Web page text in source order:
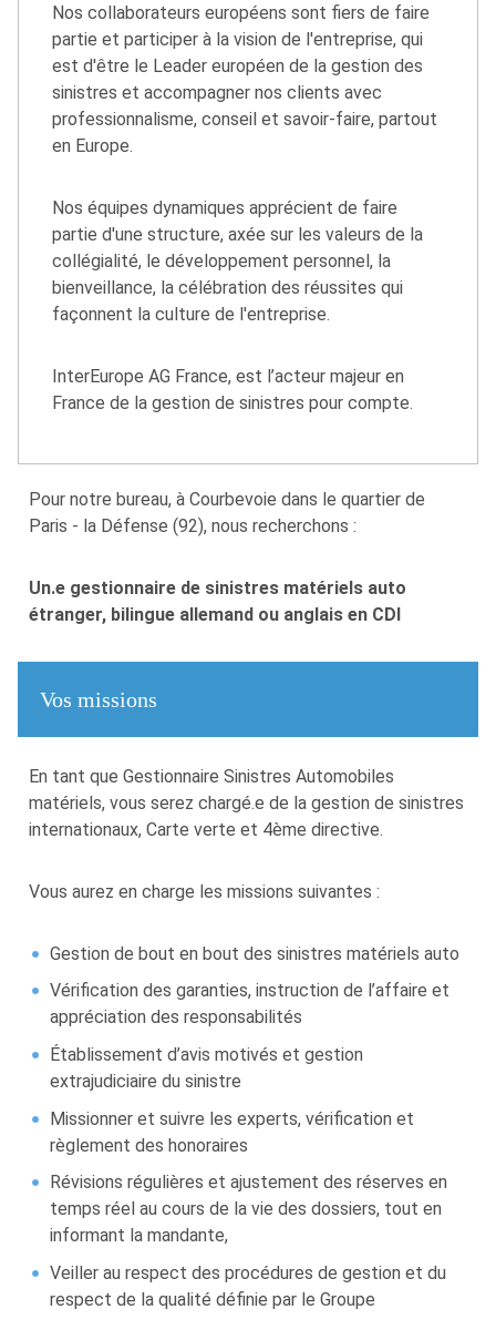
Nos collaborateurs européens sont fiers de faire
partie et participer à la vision de l'entreprise, qui
est d'être le Leader européen de la gestion des
sinistres et accompagner nos clients avec
professionnalisme, conseil et savoir-faire, partout
en Europe.
Nos équipes dynamiques apprécient de faire
partie d'une structure, axée sur les valeurs de la
collégialité, le développement personnel, la
bienveillance, la célébration des réussites qui
façonnent la culture de l'entreprise.
InterEurope AG France, est l’acteur majeur en
France de la gestion de sinistres pour compte.
Pour notre bureau, à Courbevoie dans le quartier de
Paris - la Défense (92), nous recherchons :
Un.e gestionnaire de sinistres matériels auto
étranger, bilingue allemand ou anglais en CDI
Vos missions
En tant que Gestionnaire Sinistres Automobiles
matériels, vous serez chargé.e de la gestion de sinistres
internationaux, Carte verte et 4ème directive.
Vous aurez en charge les missions suivantes :
Gestion de bout en bout des sinistres matériels auto
Vérification des garanties, instruction de l’affaire et
appréciation des responsabilités
Établissement d’avis motivés et gestion
extrajudiciaire du sinistre
Missionner et suivre les experts, vérification et
règlement des honoraires
Révisions régulières et ajustement des réserves en
temps réel au cours de la vie des dossiers, tout en
informant la mandante,
Veiller au respect des procédures de gestion et du
respect de la qualité définie par le Groupe